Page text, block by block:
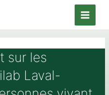
Main
sur les
Laval-